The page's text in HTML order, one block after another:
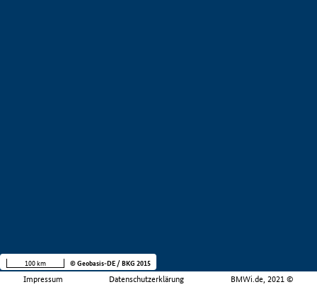
Impressum Datenschutzerklärung BMWi.de, 2021 ©
100 km © Geobasis-DE / BKG 2015